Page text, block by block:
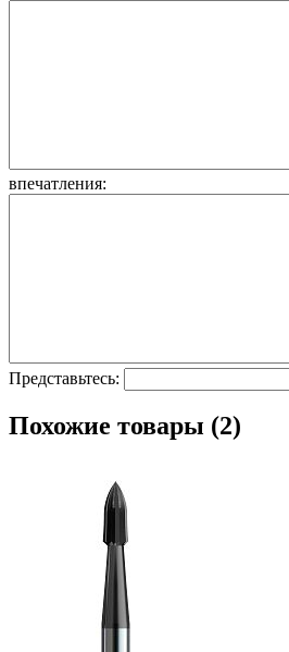
впечатления:
Представьтесь:
Похожие товары (2)